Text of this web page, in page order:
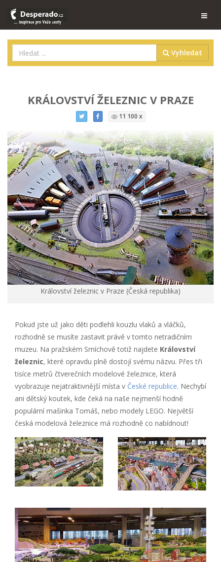
Vyhledat
KRÁLOVSTVÍ ŽELEZNIC V PRAZE
11 100 x
Království železnic v Praze (Česká republika)
Pokud jste už jako děti podlehli kouzlu vlaků a vláčků,
rozhodně se musíte zastavit právě v tomto netradičním
muzeu. Na pražském Smíchově totiž najdete Království
železnic, které opravdu plně dostojí svému názvu. Přes tři
tisíce metrů čtverečních modelové železnice, která
vyobrazuje nejatraktivnější místa v České republice. Nechybí
ani dětský koutek, kde čeká na naše nejmenší hodně
populární mašinka Tomáš, nebo modely LEGO. Největší
česká modelová železnice má rozhodně co nabídnout!